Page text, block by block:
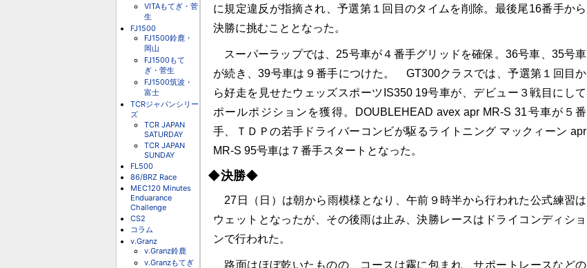
VITAもてぎ・菅
生
FJ1500
FJ1500鈴鹿・
岡山
FJ1500もて
ぎ・菅生
FJ1500筑波・
富士
TCRジャパンシリー
ズ
TCR JAPAN
SATURDAY
TCR JAPAN
SUNDAY
FL500
86/BRZ Race
MEC120 Minutes
Enduarance
Challenge
CS2
コラム
v.Granz
v.Granz鈴鹿
v.Granzもてぎ
に規定違反が指摘され、予選第１回目のタイムを削除。最後尾16番手から
決勝に挑むこととなった。
スーパーラップでは、25号車が４番手グリッドを確保。36号車、35号車
が続き、39号車は９番手につけた。 GT300クラスでは、予選第１回目か
ら好走を見せたウェッズスポーツIS350 19号車が、デビュー３戦目にして
ポールポジションを獲得。DOUBLEHEAD avex apr MR-S 31号車が５番
手、ＴＤＰの若手ドライバーコンビが駆るライトニング マックィーン apr
MR-S 95号車は７番手スタートとなった。
◆決勝◆
27日（日）は朝から雨模様となり、午前９時半から行われた公式練習は
ウェットとなったが、その後雨は止み、決勝レースはドライコンディショ
ンで行われた。
路面はほぼ乾いたものの、コースは霧に包まれ、サポートレースなどの